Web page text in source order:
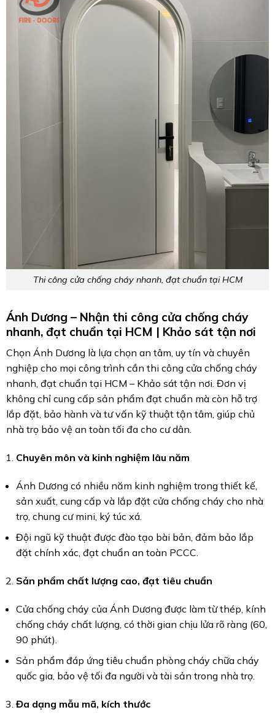
Thi công cửa chống cháy nhanh, đạt chuẩn tại HCM
Ánh Dương – Nhận thi công cửa chống cháy
nhanh, đạt chuẩn tại HCM | Khảo sát tận nơi
Chọn Ánh Dương là lựa chọn an tâm, uy tín và chuyên
nghiệp cho mọi công trình cần thi công cửa chống cháy
nhanh, đạt chuẩn tại HCM – Khảo sát tận nơi. Đơn vị
không chỉ cung cấp sản phẩm đạt chuẩn mà còn hỗ trợ
lắp đặt, bảo hành và tư vấn kỹ thuật tận tâm, giúp chủ
nhà trọ bảo vệ an toàn tối đa cho cư dân.
Chuyên môn và kinh nghiệm lâu năm
Ánh Dương có nhiều năm kinh nghiệm trong thiết kế,
sản xuất, cung cấp và lắp đặt cửa chống cháy cho nhà
trọ, chung cư mini, ký túc xá.
Đội ngũ kỹ thuật được đào tạo bài bản, đảm bảo lắp
đặt chính xác, đạt chuẩn an toàn PCCC.
Sản phẩm chất lượng cao, đạt tiêu chuẩn
Cửa chống cháy của Ánh Dương được làm từ thép, kính
chống cháy chất lượng, có thời gian chịu lửa rõ ràng (60,
90 phút).
Sản phẩm đáp ứng tiêu chuẩn phòng cháy chữa cháy
quốc gia, bảo vệ tối đa người và tài sản trong nhà trọ.
Đa dạng mẫu mã, kích thước